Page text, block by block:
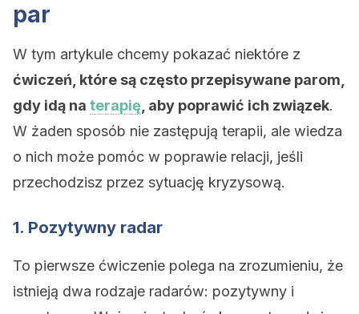
par
W tym artykule chcemy pokazać niektóre z
ćwiczeń, które są często przepisywane parom,
gdy idą na terapię , aby poprawić ich związek.
W żaden sposób nie zastępują terapii, ale wiedza
o nich może pomóc w poprawie relacji, jeśli
przechodzisz przez sytuację kryzysową.
1. Pozytywny radar
To pierwsze ćwiczenie polega na zrozumieniu, że
istnieją dwa rodzaje radarów: pozytywny i